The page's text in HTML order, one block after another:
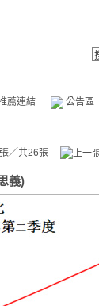
薦連結 公告區
張／共26張
義)